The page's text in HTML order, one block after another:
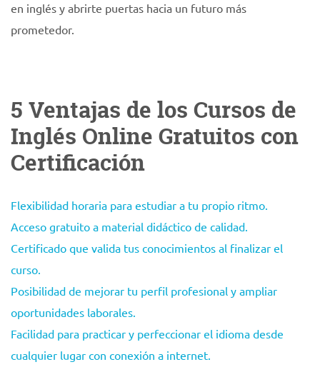
en inglés y abrirte puertas hacia un futuro más
prometedor.
5 Ventajas de los Cursos de
Inglés Online Gratuitos con
Certificación
Flexibilidad horaria para estudiar a tu propio ritmo.
Acceso gratuito a material didáctico de calidad.
Certificado que valida tus conocimientos al finalizar el
curso.
Posibilidad de mejorar tu perfil profesional y ampliar
oportunidades laborales.
Facilidad para practicar y perfeccionar el idioma desde
cualquier lugar con conexión a internet.